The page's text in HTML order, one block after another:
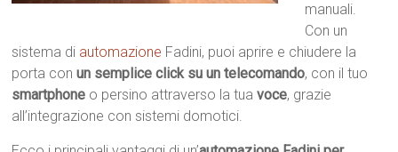
manuali.
Con un
sistema di automazione Fadini, puoi aprire e chiudere la
porta conun semplice click su un telecomando, con il tuo
smartphone o persino attraverso la tuavoce, grazie
all’integrazione con sistemi domotici.